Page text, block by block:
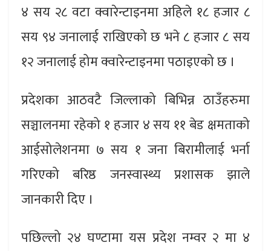
४ सय २८ वटा क्वारेन्टाइनमा अहिले १८ हजार ८
सय ९४ जनालाई राखिएको छ भने ८ हजार ८ सय
१२ जनालाई होम क्वारेन्टाइनमा पठाइएको छ ।
प्रदेशका आठवटै जिल्लाको बिभिन्न ठाउँहरुमा
सञ्चालनमा रहेको १ हजार ४ सय ११ बेड क्षमताको
आईसोलेशनमा ७ सय १ जना बिरामीलाई भर्ना
गरिएको बरिष्ठ जनस्वास्थ्य प्रशासक झाले
जानकारी दिए ।
पछिल्लो २४ घण्टामा यस प्रदेश नम्वर २ मा ४